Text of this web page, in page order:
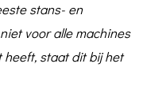
stans- en
voor alle machines
staat dit bij het